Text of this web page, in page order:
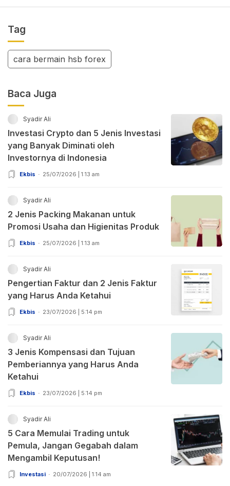
Tag
cara bermain hsb forex
Baca Juga
Syadir Ali
Investasi Crypto dan 5 Jenis Investasi
yang Banyak Diminati oleh
Investornya di Indonesia
Ekbis 25/07/2026 | 1:13 am
Syadir Ali
2 Jenis Packing Makanan untuk
Promosi Usaha dan Higienitas Produk
Ekbis 25/07/2026 | 1:13 am
Syadir Ali
Pengertian Faktur dan 2 Jenis Faktur
yang Harus Anda Ketahui
Ekbis 23/07/2026 | 5:14 pm
Syadir Ali
3 Jenis Kompensasi dan Tujuan
Pemberiannya yang Harus Anda
Ketahui
Ekbis 23/07/2026 | 5:14 pm
Syadir Ali
5 Cara Memulai Trading untuk
Pemula, Jangan Gegabah dalam
Mengambil Keputusan!
Investasi 20/07/2026 | 1:14 am